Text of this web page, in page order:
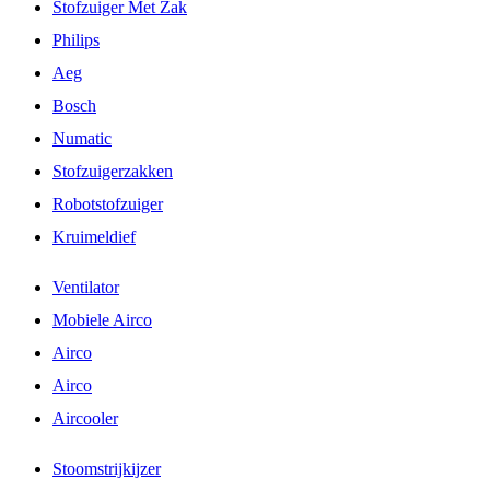
Stofzuiger Met Zak
Philips
Aeg
Bosch
Numatic
Stofzuigerzakken
Robotstofzuiger
Kruimeldief
Ventilator
Mobiele Airco
Airco
Airco
Aircooler
Stoomstrijkijzer